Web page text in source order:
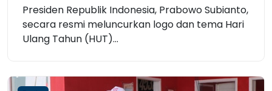
Presiden Republik Indonesia, Prabowo Subianto,
secara resmi meluncurkan logo dan tema Hari
Ulang Tahun (HUT)...